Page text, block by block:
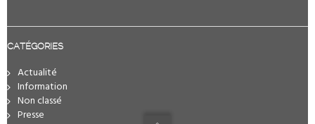
CATÉGORIES
Actualité
Information
Non classé
Presse